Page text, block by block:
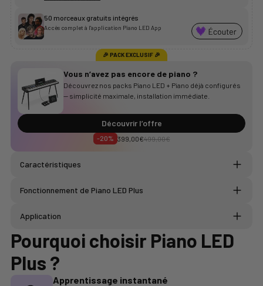
50 morceaux gratuits intégrés
Accès complet à l'application Piano LED App
🎉 PACK EXCLUSIF 🎉
Vous n’avez pas encore de piano ?
Découvrez nos packs Piano LED + Piano déjà configurés
— simplicité maximale, installation immédiate.
Découvrir l’offre
-20% 399,00€499,00€
Caractéristiques
Taille du boîtier : 7,9 x 7,9 x 3,3 cm
Alimentation : USB C
Fonctionnement de Piano LED Plus
Application
Pourquoi choisir Piano LED
Plus ?
Apprentissage instantané